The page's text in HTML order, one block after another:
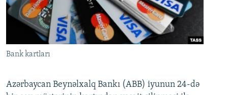
Bank kartları
Azərbaycan Beynəlxalq Bankı (ABB) iyunun 24-də